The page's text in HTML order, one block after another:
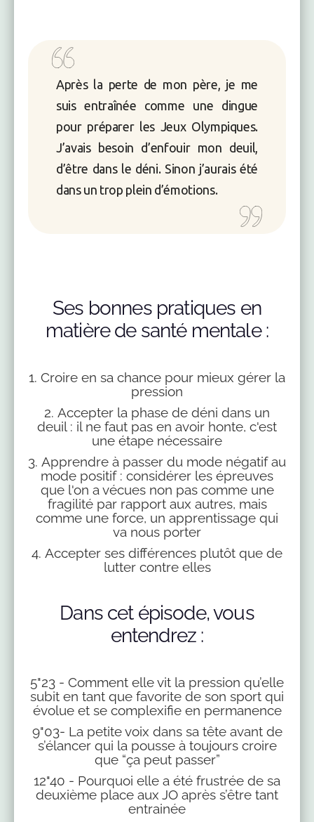
Après la perte de mon père, je me
suis entraînée comme une dingue
pour préparer les Jeux Olympiques.
J’avais besoin d’enfouir mon deuil,
d’être dans le déni. Sinon j’aurais été
dans un trop plein d’émotions.
Ses bonnes pratiques en
matière de santé mentale :
1. Croire en sa chance pour mieux gérer la
pression
2. Accepter la phase de déni dans un
deuil : il ne faut pas en avoir honte, c'est
une étape nécessaire
3. Apprendre à passer du mode négatif au
mode positif : considérer les épreuves
que l'on a vécues non pas comme une
fragilité par rapport aux autres, mais
comme une force, un apprentissage qui
va nous porter
4. Accepter ses différences plutôt que de
lutter contre elles
Dans cet épisode, vous
entendrez :
5"23 - Comment elle vit la pression qu’elle
subit en tant que favorite de son sport qui
évolue et se complexifie en permanence
9"03- La petite voix dans sa tête avant de
s’élancer qui la pousse à toujours croire
que “ça peut passer”
12"40 - Pourquoi elle a été frustrée de sa
deuxième place aux JO après s’être tant
entrainée